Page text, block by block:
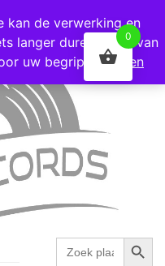
verzonden!
Zoek
naar:
kan de verwerking en
langer duren dan u van
uw begrip!
Negeren
0